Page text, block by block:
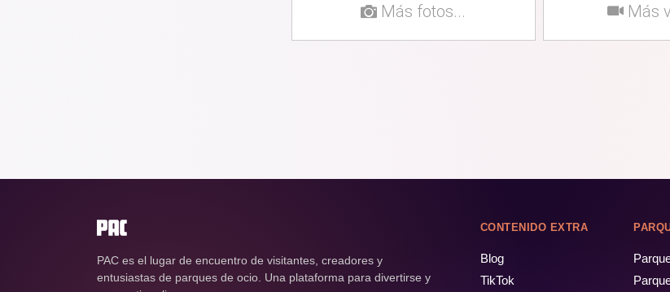
Más fotos... Más
PAC es el lugar de encuentro de visitantes, creadores y
entusiastas de parques de ocio. Una plataforma para divertirse y
CONTENIDO EXTRA
Blog
TikTok